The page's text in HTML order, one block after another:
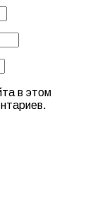
в этом